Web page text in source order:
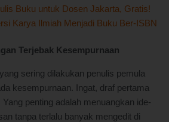
Buku untuk Dosen Jakarta, Gratis!
Karya Ilmiah Menjadi Buku Ber-ISBN
Terjebak Kesempurnaan
sering dilakukan penulis pemula
kesempurnaan. Ingat, draf pertama
penting adalah menuangkan ide-
tanpa terlalu banyak mengedit di